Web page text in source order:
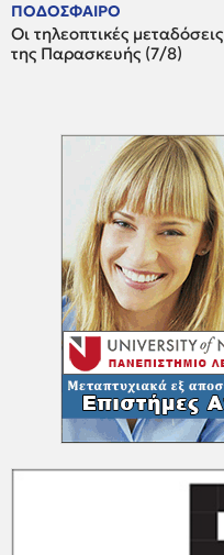
ΠΟΔΟΣΦΑΙΡΟ
Οι τηλεοπτικές μεταδόσεις
της Παρασκευής (7/8)